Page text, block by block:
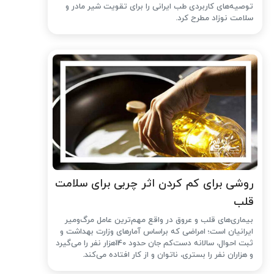
توصیه‌های کاربردی طب ایرانی را برای تقویت شیر مادر و
سلامت نوزاد مطرح کرد.
روشی برای کم کردن اثر چربی برای سلامت
قلب
بیماری‌های قلب و عروق در واقع مهم‌ترین عامل مرگ‌ومیر
ایرانیان است؛ امراضی که براساس آمارهای وزارت بهداشت و
ثبت احوال، سالانه دست‌کم جان حدود 140هزار نفر را می‌گیرد
و هزاران نفر را بستری، ناتوان و از کار افتاده می‌کند.